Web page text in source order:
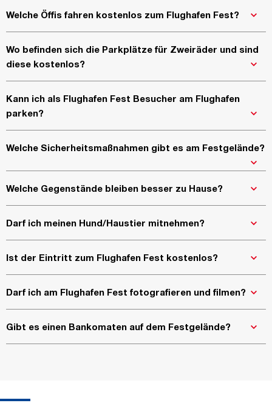
Welche Öffis fahren kostenlos zum Flughafen Fest?
Wo befinden sich die Parkplätze für Zweiräder und sind
diese kostenlos?
Kann ich als Flughafen Fest Besucher am Flughafen
parken?
Welche Sicherheitsmaßnahmen gibt es am Festgelände?
Welche Gegenstände bleiben besser zu Hause?
Darf ich meinen Hund/Haustier mitnehmen?
Ist der Eintritt zum Flughafen Fest kostenlos?
Darf ich am Flughafen Fest fotografieren und filmen?
Gibt es einen Bankomaten auf dem Festgelände?